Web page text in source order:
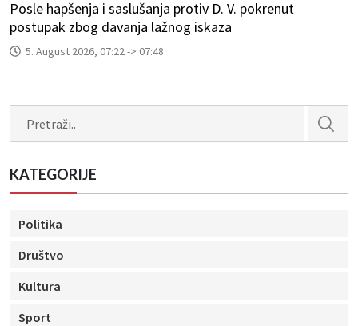
Posle hapšenja i saslušanja protiv D. V. pokrenut
postupak zbog davanja lažnog iskaza
5. August 2026, 07:22 -> 07:48
KATEGORIJE
Politika
Društvo
Kultura
Sport